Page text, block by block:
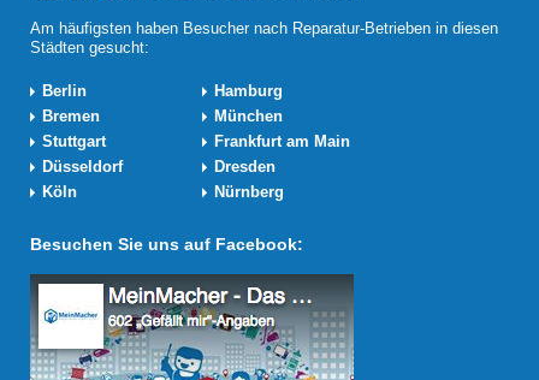
Am häufigsten haben Besucher nach Reparatur-Betrieben in diesen
Städten gesucht:
Berlin
Hamburg
Bremen
München
Stuttgart
Frankfurt am Main
Düsseldorf
Dresden
Köln
Nürnberg
Besuchen Sie uns auf Facebook: